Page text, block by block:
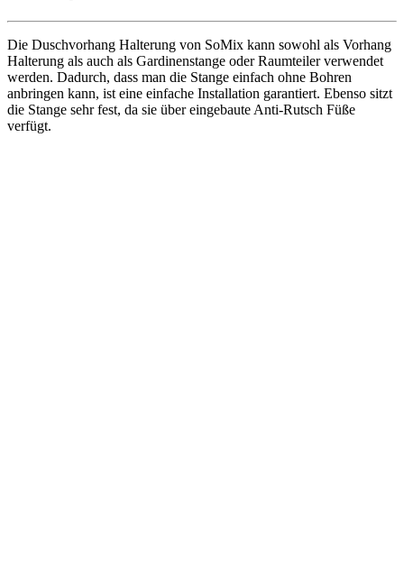
Die Duschvorhang Halterung von SoMix kann sowohl als Vorhang
Halterung als auch als Gardinenstange oder Raumteiler verwendet
werden. Dadurch, dass man die Stange einfach ohne Bohren
anbringen kann, ist eine einfache Installation garantiert. Ebenso sitzt
die Stange sehr fest, da sie über eingebaute Anti-Rutsch Füße
verfügt.